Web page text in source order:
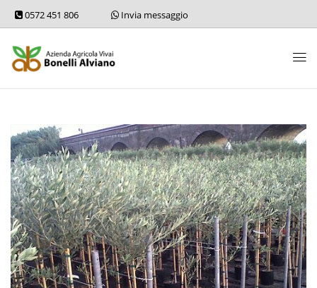
0572 451 806 Invia messaggio